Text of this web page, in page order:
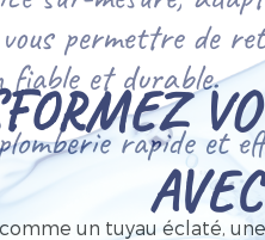
permettre de
et durable.
rapide et
un tuyau éclaté,